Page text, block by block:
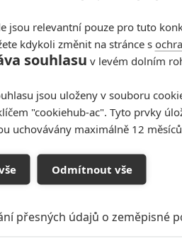
G. I. Joe: Snake Eyes
zkušenýScott Adkins (Utržený ze
2, John Wick 4,
Randall J. Bacona Yayan Ruhain.
v příštím roce.Warpathpíše
a poslední dva také režíroval. V
jsou relevantní pouze pro tuto
kdykoli změnit na stránce s
souhlasu v levém dolním
jsou uloženy v souboru
"cookiehub-ac". Tyto prvky
uchovávány maximálně 12
Odmítnout vše
přesných údajů o zeměpisné